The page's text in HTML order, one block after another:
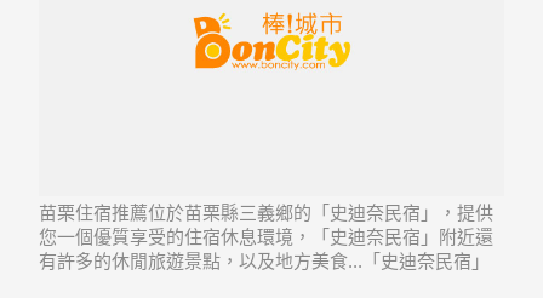
苗栗住宿推薦位於苗栗縣三義鄉的「史迪奈民宿」，提供
您一個優質享受的住宿休息環境，「史迪奈民宿」附近還
有許多的休閒旅遊景點，以及地方美食...「史迪奈民宿」